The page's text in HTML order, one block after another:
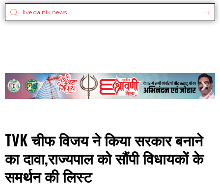
TVK चीफ विजय ने किया सरकार बनाने
का दावा,राज्यपाल को सौंपी विधायकों के
समर्थन की लिस्ट